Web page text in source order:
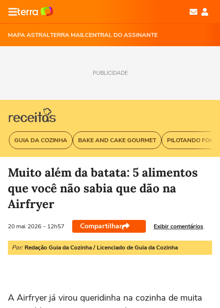
MAPA ASTRALTERRA MAILCENTRAL DO ASSINANTE
PUBLICIDADE
GUIA DA COZINHA BAKE AND CAKE GOURMET PILOTANDO
Muito além da batata: 5 alimentos
que você não sabia que dão na
Airfryer
20 mai 2026 - 12h57 Compartilhar Exibir comentários
Por: Redação Guia da Cozinha / Licenciado de Guia da Cozinha
A Airfryer já virou queridinha na cozinha de muita